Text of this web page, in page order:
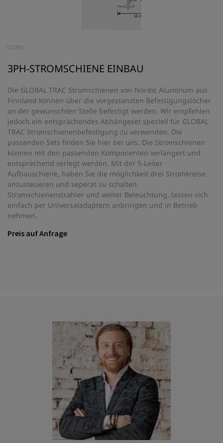
GLOBAL
3PH-STROMSCHIENE EINBAU
Die GLOBAL TRAC Stromschienen von Nordic Aluminum aus
Finnland können über die vorgestanzten Befestigungslöcher
an der gewünschten Stelle befestigt werden. Wir empfehlen
jedoch ein entsprächendes Abhängeset speziell für GLOBAL
TRAC Stromschienenbefestigung zu verwenden. Die
passenden Sets finden Sie hier bei uns. Die Stromschienen
können mit den passenden Komponenten verlängert und
entsprechend verlegt werden. Mit der 5-Leiter
Aufbauschiene, haben Sie die möglichkeit drei Stromkreise
anzusteueren und seperat zu schalten.
Stromschienenstrahler und weiter Beleuchtung, lassen sich
einfach per Universaladaptern anbringen und in Betrieb
nehmen.
Preis auf Anfrage